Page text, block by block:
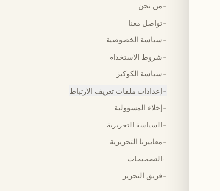
← من نحن
←تواصل معنا
← سياسة الخصوصية
← شروط الاستخدام
← سياسة الكوكيز
← إعدادات ملفات تعريف الارتباط
← إخلاء المسؤولية
← السياسة التحريرية
← معاييرنا التحريرية
← التصحيحات
← فريق التحرير